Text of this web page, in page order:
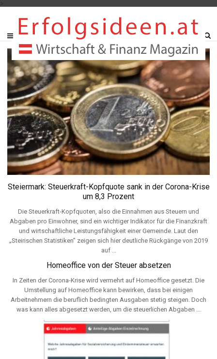
Steiermark: Steuerkraft-Kopfquote sank in der Corona-Krise
um 8,3 Prozent
Die Steuerkraft-Kopfquoten, also die Einnahmen aus Steuern und
Abgaben pro Einwohner, sind ein wichtiger Indikator für die Finanzkraft
und wirtschaftliche Leistungsfähigkeit einer Gemeinde. Laut den
„Steirischen Statistiken” zeigen sich hier deutliche Rückgänge von 2019
auf ...
Homeoffice von der Steuer absetzen
In Zeiten der Corona-Krise wird vermehrt auf Homeoffice gesetzt. Die
Umstellung auf Homeoffice kann bewirken, dass bei einigen
Arbeitnehmern die beruflich bedingten Ausgaben stetig steigen. Doch
was kann alles abgesetzt werden, um die steuerlichen Abgaben ...